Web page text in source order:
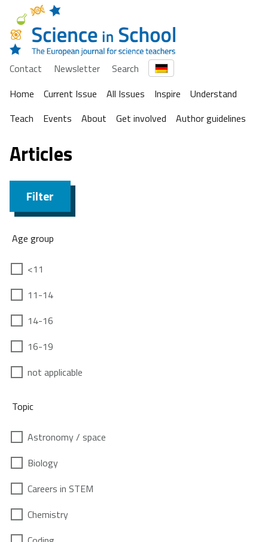
Contact Newsletter
Search
Home
Current Issue All Issues Inspire
Understand
Teach
Events About Get involved Author guidelines
Articles
Filter
Age group
<11
11-14
14-16
16-19
not applicable
Topic
Astronomy / space
Biology
Careers in STEM
Chemistry